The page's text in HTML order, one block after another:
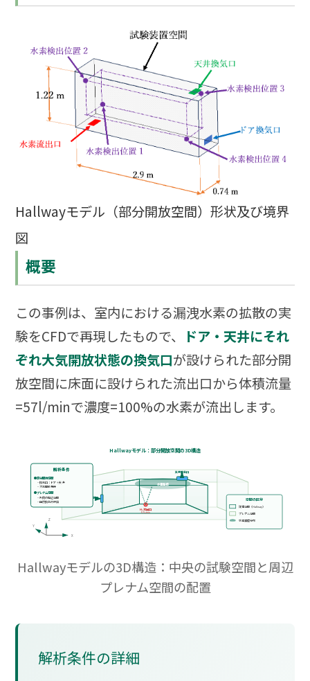
Hallwayモデル（部分開放空間）形状及び境界
図
概要
この事例は、室内における漏洩水素の拡散の実
験をCFDで再現したもので、
ドア・天井にそれ
ぞれ大気開放状態の換気口が設けられた部分開
放空間に床面に設けられた流出口から体積流量
=57l/minで濃度=100%の水素が流出します。
Hallwayモデル：部分開放空間の3D構造
水素集積
天井換気口
ドア換気口
H₂流出口
57L/min
解析条件
●部分開放空間
・換気口：ドア＋天井
・大気開放条件
●プレナム空間
・外側の周辺空間
・自然換気の評価
空間の区分
試験空間（Hallway）
プレナム空間
水素濃度分布
X
Z
Y
Hallwayモデルの3D構造：中央の試験空間と周辺
プレナム空間の配置
解析条件の詳細